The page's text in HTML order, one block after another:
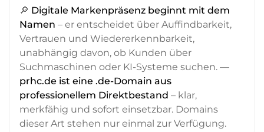
🔎 Digitale Markenpräsenz beginnt mit dem
Namen – er entscheidet über Auffindbarkeit,
Vertrauen und Wiedererkennbarkeit,
unabhängig davon, ob Kunden über
Suchmaschinen oder KI-Systeme suchen. —
prhc.de ist eine .de-Domain aus
professionellem Direktbestand – klar,
merkfähig und sofort einsetzbar. Domains
dieser Art stehen nur einmal zur Verfügung.